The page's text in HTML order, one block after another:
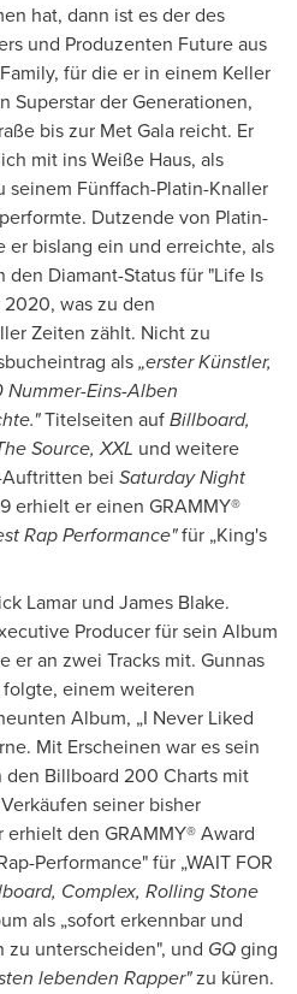
hat, dann ist es der des
und Produzenten Future aus
für die er in einem Keller
Superstarder Generationen,
bis zur Met Gala reicht. Er
mit ins Weiße Haus, als
seinem Fünffach-Platin-Knaller
Dutzende von Platin-
bislang ein und erreichte, als
Diamant-Status für "Life Is
was zu den
Zeiten zählt. Nicht zu
als„erster Künstler,
Eins-Alben
Titelseiten aufBillboard,
Source, XXL und weitere
bei Saturday Night
erhielt er einen GRAMMY®
Rap Performance"für „King's
Lamar und James Blake.
Producer für sein Album
er an zwei Tracks mit. Gunnas
folgte, einem weiteren
Album, „I Never Liked
Mit Erscheinen war es sein
den Billboard 200 Charts mit
seiner bisher
den GRAMMY® Award
Performance" für „WAIT FOR
Complex, Rolling Stone
als „sofort erkennbar und
unterscheiden", und GQging
lebenden Rapper"zu küren.